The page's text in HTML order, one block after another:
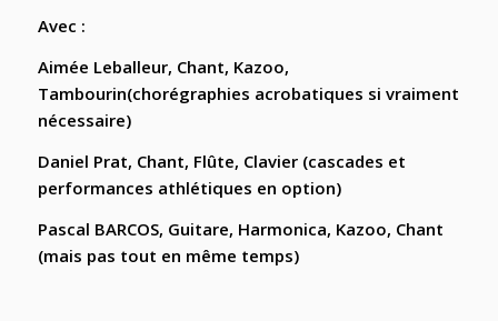
Avec :
Aimée Leballeur, Chant, Kazoo,
Tambourin(chorégraphies acrobatiques si vraiment
nécessaire)
Daniel Prat, Chant, Flûte, Clavier (cascades et
performances athlétiques en option)
Pascal BARCOS, Guitare, Harmonica, Kazoo, Chant
(mais pas tout en même temps)